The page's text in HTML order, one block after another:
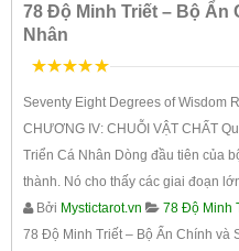
78 Độ Minh Triết – Bộ Ẩn
Nhân
Seventy Eight Degrees of Wisdom
CHƯƠNG IV: CHUỖI VẬT CHẤT
Triển Cá Nhân Dòng đầu tiên của
thành. Nó cho thấy các giai đoạn
Bởi Mystictarot.vn 78 Độ Minh
78 Độ Minh Triết – Bộ Ẩn Chính và